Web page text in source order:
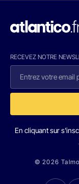
RECEVEZ NOTRE
En cliquant sur
© 2026